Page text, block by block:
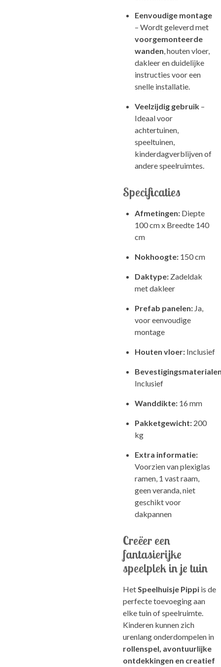
Eenvoudige montage
– Wordt geleverd met
voorgemonteerde
wanden, houten vloer,
dakleer en duidelijke
instructies voor een
snelle installatie.
Veelzijdig gebruik –
Ideaal voor
achtertuinen,
speeltuinen,
kinderdagverblijven of
andere speelruimtes.
Specificaties
Afmetingen: Diepte
100 cm x Breedte 140
cm
Nokhoogte: 150 cm
Daktype: Zadeldak
met dakleer
Prefab panelen: Ja,
voor eenvoudige
montage
Houten vloer: Inclusief
Inclusief
Wanddikte: 16 mm
Pakketgewicht: 200
kg
Extra informatie:
Voorzien van plexiglas
ramen, 1 vast raam,
geen veranda, niet
geschikt voor
dakpannen
Creëer een
fantasierijke
speelplek in je tuin
HetSpeelhuisje Pippi is de
perfecte toevoeging aan
elke tuin of speelruimte.
Kinderen kunnen zich
urenlang onderdompelen in
rollenspel, avontuurlijke
ontdekkingen en creatief